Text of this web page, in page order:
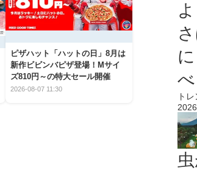
ピザハット「ハットの日」8月は
新作ビビンバピザ登場！Mサイ
ズ810円～の特大セール開催
2026-08-07 11:30
ト